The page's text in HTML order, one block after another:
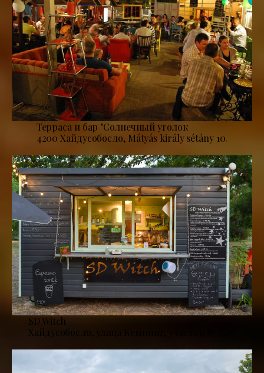
Терраса и бар "Солнечный уголок
4200 Хайдусобосло, Mátyás király sétány 10.
SD Witch
Хайдусобосло, улица Кемпинг, участок № 3529